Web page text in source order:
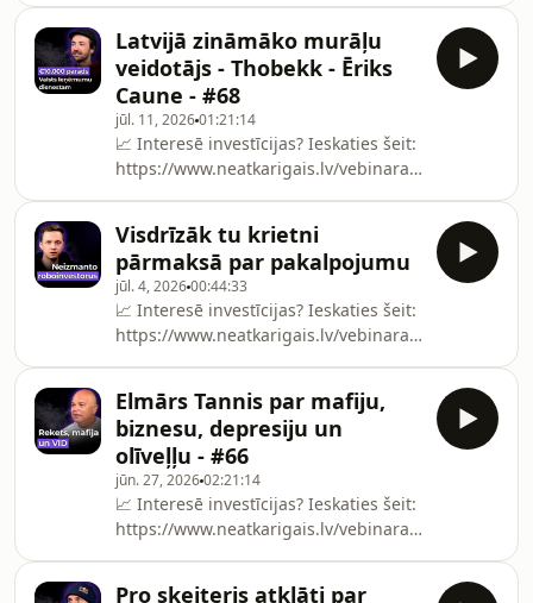
kafijaspodkasts
ViesisArtūrs Šingirejs jeb
Donshttps://www.facebook.com/donslatvia/https://
atbalstītājiem 🙏☕️ Kalve Coffee Kafija
birojā: https://bit.ly/3YKXCkWAtlaide
Latvijā zināmāko murāļu
veidotājs - Thobekk - Ēriks
Caune - #68
jūl. 11, 202601:21:14
📈 Interesē investīcijas? Ieskaties šeit:
https://www.neatkarigais.lv/vebinara-
📩 Pieraksties maniem iknedēļas
investīciju e-pastiem:
https://valtersvalters.lv/podcasty***🔗
ViesisĒriks
Caunehttps://erikscaune.com/about-
1https://www.instagram.com/thobekk/***Paldies
atbalstītājiem 🙏☕️ K
Visdrīzāk tu krietni
pārmaksā par pakalpojumu
jūl. 4, 202600:44:33
📈 Interesē investīcijas? Ieskaties šeit:
https://www.neatkarigais.lv/vebinara-
📩 Pieraksties maniem iknedēļas
investīciju e-pastiem:
https://valtersvalters.lv/podcasty
***Paldies atbalstītājiem 🙏☕️ Kalve
Coffee Kafija birojā:
https://bit.ly/3YKXCkWAtlaide
internetveikalā ar kodu: kafi
Elmārs Tannis par mafiju,
biznesu, depresiju un
olīveļļu - #66
jūn. 27, 202602:21:14
📈 Interesē investīcijas? Ieskaties šeit:
https://www.neatkarigais.lv/vebinara-
Pro skeiteris atklāti par